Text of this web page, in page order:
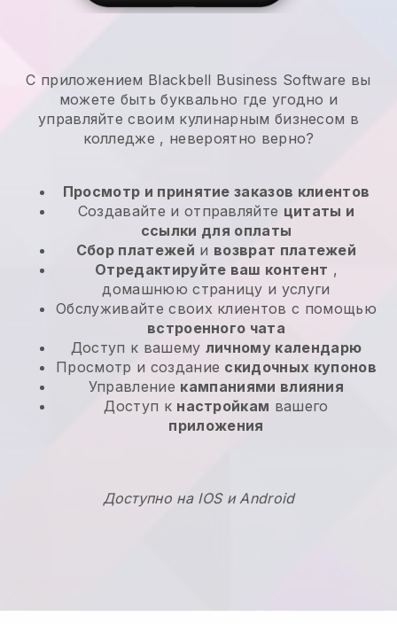
С приложением Blackbell Business Software вы
можете быть буквально где угодно и
управляйте своим кулинарным бизнесом в
колледже , невероятно верно?
Просмотр и принятие заказов клиентов
Создавайте и отправляйте цитаты и
ссылки для оплаты
Сбор платежей и возврат платежей
Отредактируйте ваш контент ,
домашнюю страницу и услуги
Обслуживайте своих клиентов с помощью
встроенного чата
Доступ к вашему личному календарю
Просмотр и создание скидочных купонов
Управление кампаниями влияния
Доступ к настройкам вашего
приложения
Доступно на IOS и Android